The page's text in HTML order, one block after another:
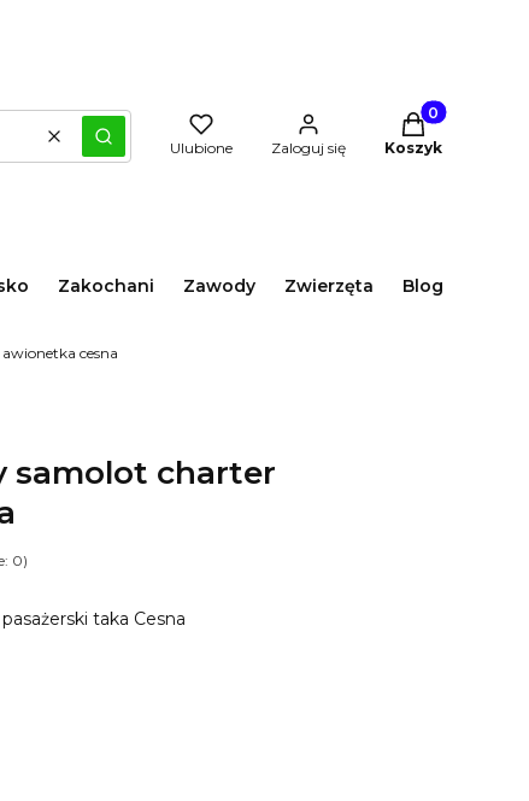
WyczyśćSzukaj Ulubione Zaloguj się
Produkty w
Koszyk
Zakochani Zawody Zwierzęta Blog
cesna
samolot charter
0)
taka Cesna